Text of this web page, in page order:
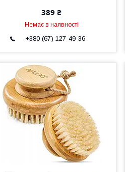
389 ₴
Немає в наявності
+380 (67) 127-49-36